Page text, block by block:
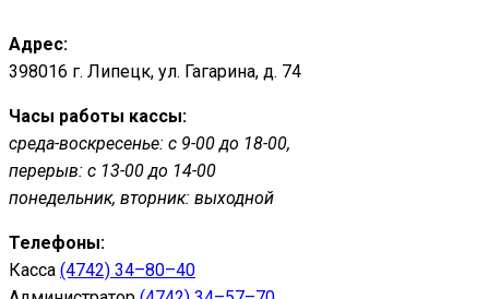
Адрес:
398016 г. Липецк, ул. Гагарина, д. 74
Часы работы кассы:
среда-воскресенье: с 9-00 до 18-00,
перерыв: с 13-00 до 14-00
понедельник, вторник: выходной
Телефоны:
Касса (4742) 34–80–40